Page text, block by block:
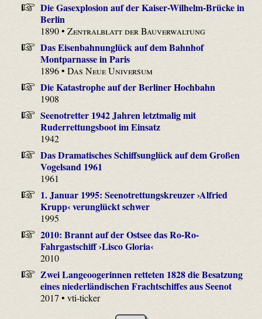
Die Gasexplosion auf der Kaiser-Wilhelm-Brücke in
Berlin
1890 •Zentralblatt der Bauverwaltung
Das Eisenbahnunglück auf dem Bahnhof
Montparnasse in Paris
1896 •Das Neue Universum
Die Katastrophe auf der Berliner Hochbahn
1908
Seenotretter 1942 Jahren letztmalig mit
Ruderrettungsboot im Einsatz
1942
Das Dramatisches Schiffsunglück auf dem Großen
Vogelsand 1961
1961
1. Januar 1995: Seenotrettungskreuzer ›Alfried
Krupp‹ verunglückt schwer
1995
2010: Brannt auf der Ostsee das Ro-Ro-
Fahrgastschiff ›Lisco Gloria‹
2010
Zwei Langeoogerinnen retteten 1828 die Besatzung
eines niederländischen Frachtschiffes aus Seenot
2017 • vti-ticker